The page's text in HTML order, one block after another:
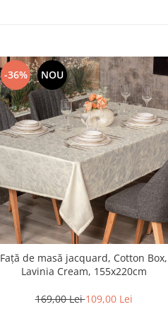
-36% NOU
Față de masă jacquard, Cotton Box,
Lavinia Cream, 155x220cm
169,00 Lei109,00 Lei